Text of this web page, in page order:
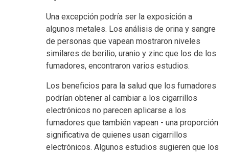
Una excepción podría ser la exposición a
algunos metales. Los análisis de orina y sangre
de personas que vapean mostraron niveles
similares de berilio, uranio y zinc que los de los
fumadores, encontraron varios estudios.
Los beneficios para la salud que los fumadores
podrían obtener al cambiar a los cigarrillos
electrónicos no parecen aplicarse a los
fumadores que también vapean - una proporción
significativa de quienes usan cigarrillos
electrónicos. Algunos estudios sugieren que los